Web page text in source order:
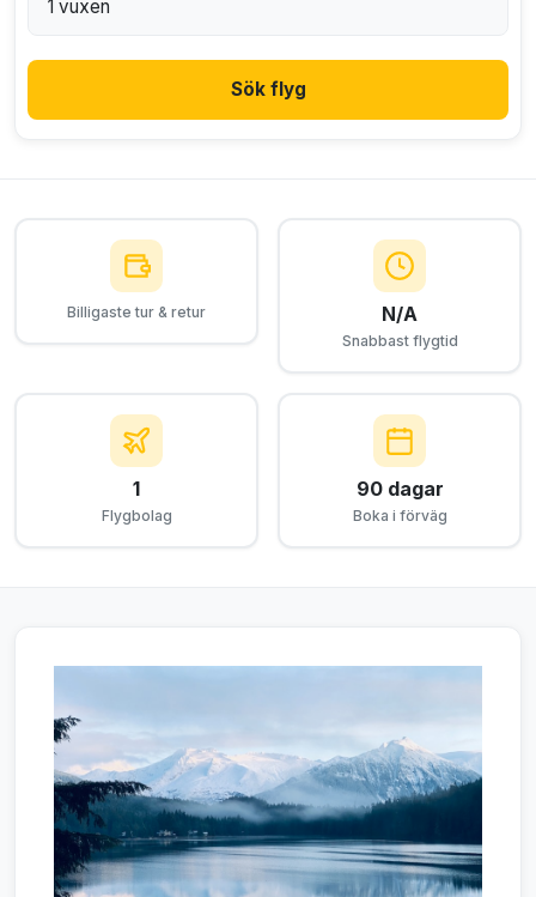
Sök flyg
Billigaste tur & retur N/A
Snabbast flygtid
1
Flygbolag
90 dagar
Boka i förväg